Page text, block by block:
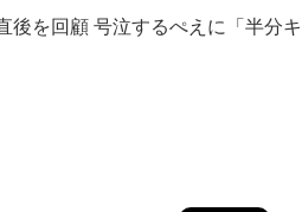
後を回顧 号泣するぺえに「半分